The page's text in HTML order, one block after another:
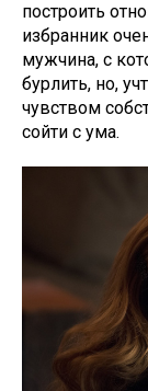
построить
избранник
мужчина, с
бурлить, но,
чувством
сойти с ума.